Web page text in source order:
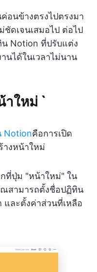
อนข้างตรงไปตรงมา
ดเจนเสมอไป ต่อไป
Notion ที่ปรับแต่ง
นได้ในเวลาไม่นาน
าใหม่ `
Notionคือการเปิด
งหน้าใหม่
ที่ปุ่ม "หน้าใหม่" ใน
สามารถตั้งชื่อปฏิทิน
ละตั้งค่าส่วนที่เหลือ